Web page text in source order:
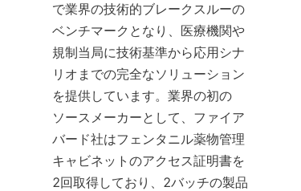
で業界の技術的ブレークスルーの
ベンチマークとなり、医療機関や
規制当局に技術基準から応用シナ
リオまでの完全なソリューション
を提供しています。業界の初の
ソースメーカーとして、ファイア
バード社はフェンタニル薬物管理
キャビネットのアクセス証明書を
2回取得しており、2バッチの製品